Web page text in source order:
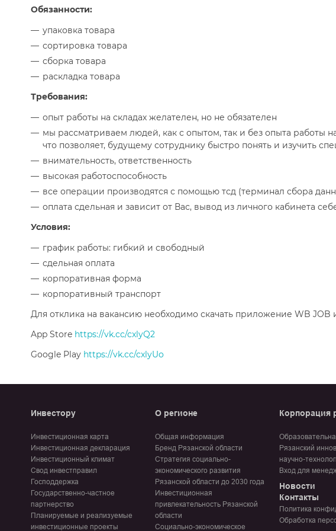
Обязанности:
упаковка товара
сортировка товара
сборка товара
раскладка товара
Требования:
опыт работы на складах желателен, но не обязателен
мы рассматриваем людей, как с опытом, так и без опыта работы
что позволяет, будущему сотруднику быстро понять и изучить
внимательность, ответственность
высокая работоспособность
все операции производятся с помощью тсд (терминал сбора
оплата сдельная и зависит от Вас, вывод из личного кабинета
Условия:
график работы: гибкий и свободный
сдельная оплата
корпоративная форма
корпоративный транспорт
Для отклика на вакансию необходимо скачать приложение WB JOB
App Store https://vk.cc/cxlyQ2
Google Play https://vk.cc/cxlyUo
Инвестору
Инвестиционная карта
Инвестиционная декларация
Инвестиционный климат
Свод инвестправил
Господдержка
Государственно-частное
партнерство
Планируемые и реализуемые
инвестиционные проекты
О регионе
Общая информация
Бренд Рязанской области
Стратегия социально-
экономического развития
Рязанской области до 2030 года
Инвестиционная
привлекательность Рязанской
области
Социально-экономическое
Корпорация
Рязанский
научно-
Вход для
Новости
Контакты
Политика
Обработка